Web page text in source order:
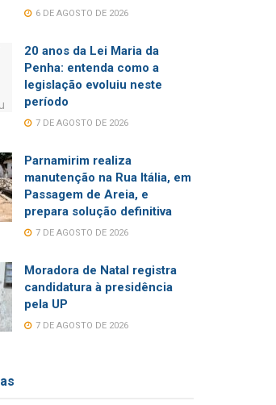
6 DE AGOSTO DE 2026
20 anos da Lei Maria da
Penha: entenda como a
legislação evoluiu neste
período
7 DE AGOSTO DE 2026
Parnamirim realiza
manutenção na Rua Itália, em
Passagem de Areia, e
prepara solução definitiva
7 DE AGOSTO DE 2026
Moradora de Natal registra
candidatura à presidência
pela UP
7 DE AGOSTO DE 2026